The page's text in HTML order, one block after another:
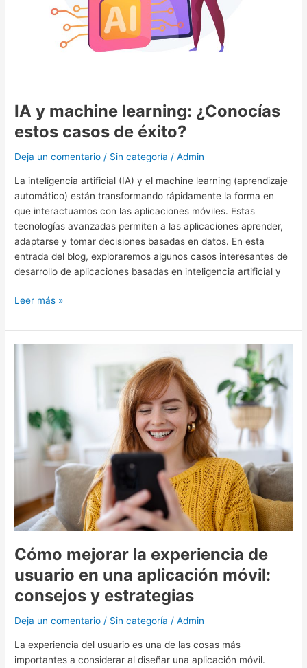
IA y machine learning: ¿Conocías
estos casos de éxito?
Deja un comentario / Sin categoría /Admin
La inteligencia artificial (IA) y el machine learning (aprendizaje
automático) están transformando rápidamente la forma en
que interactuamos con las aplicaciones móviles. Estas
tecnologías avanzadas permiten a las aplicaciones aprender,
adaptarse y tomar decisiones basadas en datos. En esta
entrada del blog, exploraremos algunos casos interesantes de
desarrollo de aplicaciones basadas en inteligencia artificial y
Leer más »
Cómo mejorar la experiencia de
usuario en una aplicación móvil:
consejos y estrategias
Deja un comentario / Sin categoría /Admin
La experiencia del usuario es una de las cosas más
importantes a considerar al diseñar una aplicación móvil.
usuario
una
aplicación
consejos
y
estrategias